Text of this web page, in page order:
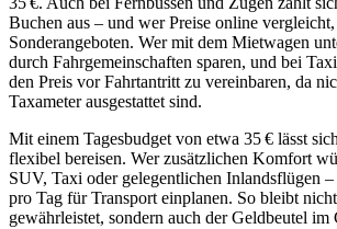
Buchen aus – und wer Preise online
Sonderangeboten. Wer mit dem Mietwagen
durch Fahrgemeinschaften sparen, und bei
den Preis vor Fahrtantritt zu vereinbaren, da
Taxameter ausgestattet sind.
Mit einem Tagesbudget von etwa 35 € lässt
flexibel bereisen. Wer zusätzlichen Komfort
SUV, Taxi oder gelegentlichen Inlandsflügen
pro Tag für Transport einplanen. So bleibt
gewährleistet, sondern auch der Geldbeutel